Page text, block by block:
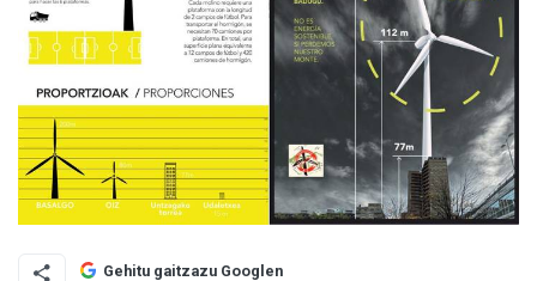
Gehitu gaitzazu Googlen